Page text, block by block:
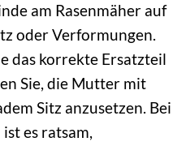
am Rasenmäher auf
oder Verformungen.
das korrekte Ersatzteil
Sie, die Mutter mit
Sitz anzusetzen. Bei
es ratsam,